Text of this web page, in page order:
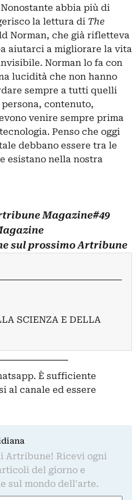
Nonostante abbia più di
la lettura di The
Norman, che già rifletteva
aiutarci a migliorare la vita
Norman lo fa con
lucidità che non hanno
sempre a tutti quelli
contenuto,
venire sempre prima
Penso che oggi
debbano essere tra le
esistano nella nostra
Magazine#49
sul prossimo Artribune
SCIENZA E DELLA
È sufficiente
al canale ed essere
Artribune! Ricevi ogni
del giorno e
sul mondo dell'arte.